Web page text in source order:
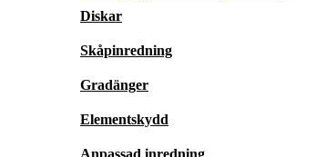
Diskar
Skåpinredning
Gradänger
Elementskydd